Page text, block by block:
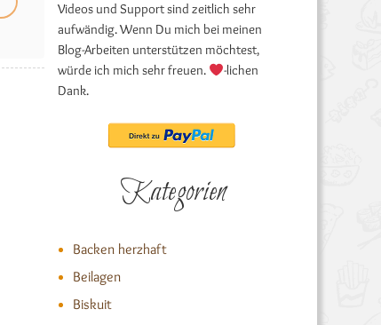
Videos und Support sind zeitlich sehr
aufwändig. Wenn Du mich bei meinen
Blog-Arbeiten unterstützen möchtest,
würde ich mich sehr freuen.
-lichen
Dank.
Kategorien
Backen herzhaft
Beilagen
Biskuit